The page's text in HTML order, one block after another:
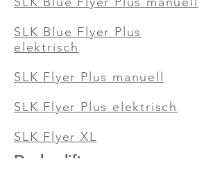
SLK Blue Flyer Plus
elektrisch
SLK Flyer Plus manuell
SLK Flyer Plus elektrisch
SLK Flyer XL
Deckenlifter